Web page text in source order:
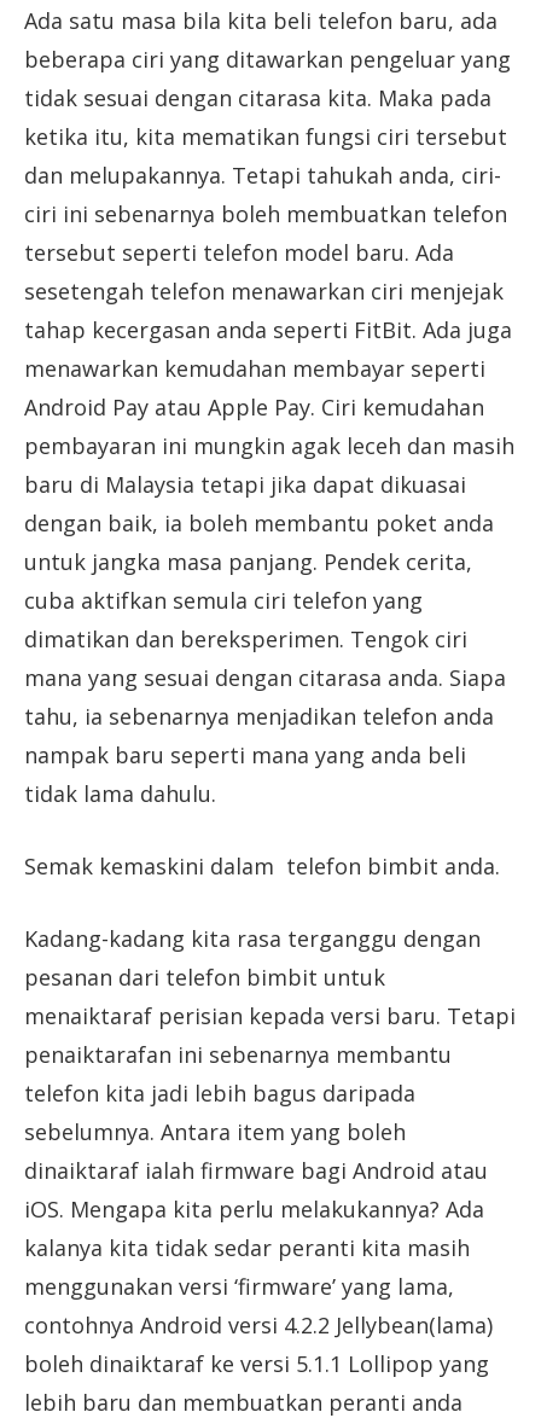
Ada satu masa bila kita beli telefon baru, ada
beberapa ciri yang ditawarkan pengeluar yang
tidak sesuai dengan citarasa kita. Maka pada
ketika itu, kita mematikan fungsi ciri tersebut
dan melupakannya. Tetapi tahukah anda, ciri-
ciri ini sebenarnya boleh membuatkan telefon
tersebut seperti telefon model baru. Ada
sesetengah telefon menawarkan ciri menjejak
tahap kecergasan anda seperti FitBit. Ada juga
menawarkan kemudahan membayar seperti
Android Pay atau Apple Pay. Ciri kemudahan
pembayaran ini mungkin agak leceh dan masih
baru di Malaysia tetapi jika dapat dikuasai
dengan baik, ia boleh membantu poket anda
untuk jangka masa panjang. Pendek cerita,
cuba aktifkan semula ciri telefon yang
dimatikan dan bereksperimen. Tengok ciri
mana yang sesuai dengan citarasa anda. Siapa
tahu, ia sebenarnya menjadikan telefon anda
nampak baru seperti mana yang anda beli
tidak lama dahulu.
Semak kemaskini dalam telefon bimbit anda.
Kadang-kadang kita rasa terganggu dengan
pesanan dari telefon bimbit untuk
menaiktaraf perisian kepada versi baru. Tetapi
penaiktarafan ini sebenarnya membantu
telefon kita jadi lebih bagus daripada
sebelumnya. Antara item yang boleh
dinaiktaraf ialah firmware bagi Android atau
iOS. Mengapa kita perlu melakukannya? Ada
kalanya kita tidak sedar peranti kita masih
menggunakan versi ‘firmware’ yang lama,
contohnya Android versi 4.2.2 Jellybean(lama)
boleh dinaiktaraf ke versi 5.1.1 Lollipop yang
lebih baru dan membuatkan peranti anda